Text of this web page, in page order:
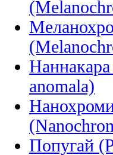
Наннакара
anomala)
Попугай